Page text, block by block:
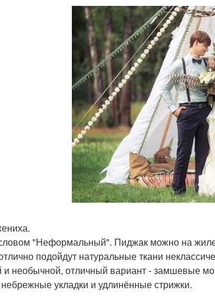
"Неформальный". Пиджак можно на
подойдут натуральные ткани
и необычной, отличный вариант - замшевые
укладки и удлинённые стрижки.